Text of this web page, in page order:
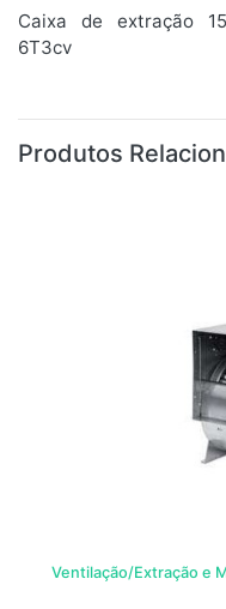
Caixa de extração
6T3cv
Produtos
Ventilação/Extração e